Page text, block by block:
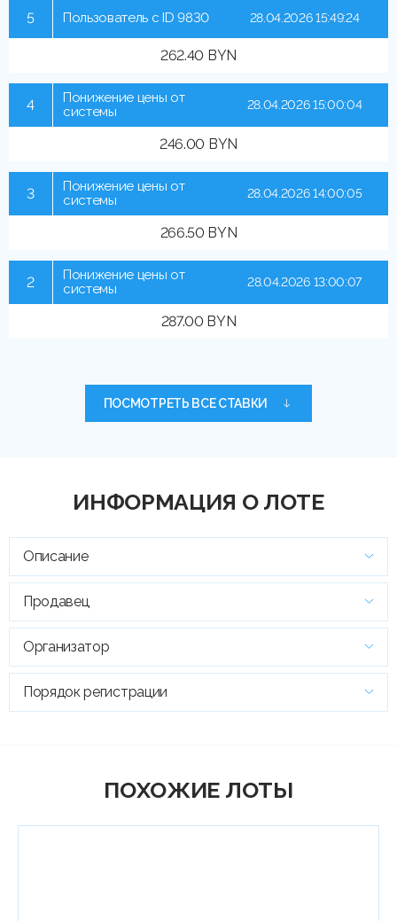
5 Пользователь с ID 9830
262.40 BYN
28.04.2026 15:49:24
4
Понижение цены от
системы
246.00 BYN
28.04.2026 15:00:04
3
Понижение цены от
системы
266.50 BYN
28.04.2026 14:00:05
2
Понижение цены от
системы
287.00 BYN
28.04.2026 13:00:07
ПОСМОТРЕТЬ ВСЕ СТАВКИ
ИНФОРМАЦИЯ О ЛОТЕ
Описание
Продавец
Организатор
Порядок регистрации
ПОХОЖИЕ ЛОТЫ